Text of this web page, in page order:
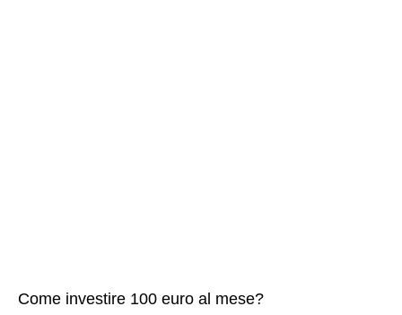
Come investire 100 euro al mese?